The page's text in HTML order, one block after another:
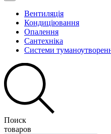
Вентиляція
Кондиціювання
Опалення
Сантехніка
Системи
Поиск
товаров